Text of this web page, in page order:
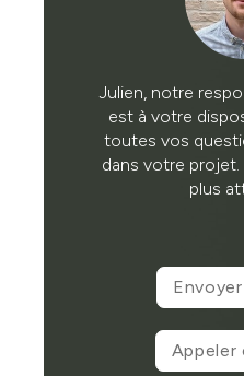
Julien, notre
est à votre
toutes vos
dans votre
plus
Appeler